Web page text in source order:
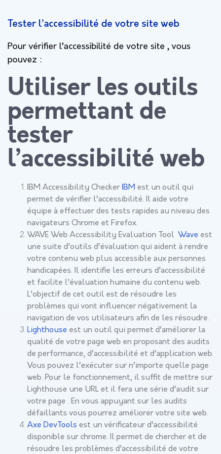
Tester l’accessibilité de votre site web
Pour vérifier l’accessibilité de votre site , vous
pouvez :
Utiliser les outils
permettant de
tester
l’accessibilité web
IBM Accessibility Checker IBM est un outil qui
permet de vérifier l’accessibilité. Il aide votre
équipe à effectuer des tests rapides au niveau des
navigateurs Chrome et Firefox.
WAVE Web Accessibility Evaluation Tool Wave est
une suite d’outils d’évaluation qui aident à rendre
votre contenu web plus accessible aux personnes
handicapées. Il identifie les erreurs d’accessibilité
et facilite l’évaluation humaine du contenu web.
L’objectif de cet outil est de résoudre les
problèmes qui vont influencer négativement la
navigation de vos utilisateurs afin de les résoudre.
Lighthouse est un outil qui permet d’améliorer la
qualité de votre page web en proposant des audits
de performance, d’accessibilité et d’application web.
Vous pouvez l’exécuter sur n’importe quelle page
web. Pour le fonctionnement, il suffit de mettre sur
Lighthouse une URL et il fera une série d’audit sur
votre page . En vous appuyant sur les audits
défaillants vous pourrez améliorer votre site web.
Axe DevTools est un vérificateur d’accessibilité
disponible sur chrome. Il permet de chercher et de
résoudre les problèmes d’accessibilité de votre